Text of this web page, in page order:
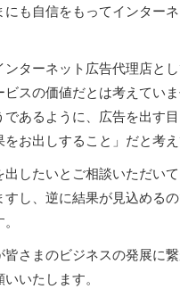
にも自信をもってインター
ターネット広告代理店と
スの価値だとは考えていま
あるように、広告を出す
お出しすること」だと考え
出したいとご相談いただい
すし、逆に結果が見込める
皆さまのビジネスの発展に
いたします。